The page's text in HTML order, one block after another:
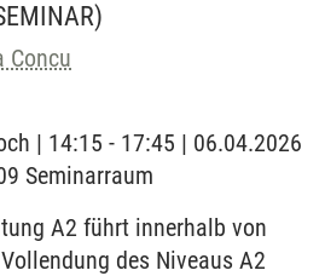
Concu
| 14:15 - 17:45 | 06.04.2026
Seminarraum
A2 führt innerhalb von
des Niveaus A2